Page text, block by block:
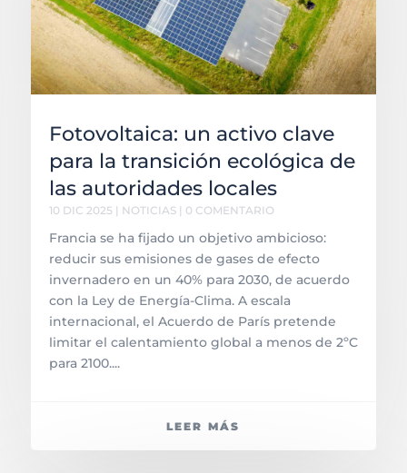
Fotovoltaica: un activo clave
para la transición ecológica de
las autoridades locales
10 DIC 2025 | NOTICIAS| 0 COMENTARIO
Francia se ha fijado un objetivo ambicioso:
reducir sus emisiones de gases de efecto
invernadero en un 40% para 2030, de acuerdo
con la Ley de Energía-Clima. A escala
internacional, el Acuerdo de París pretende
limitar el calentamiento global a menos de 2ºC
para 2100....
LEER MÁS